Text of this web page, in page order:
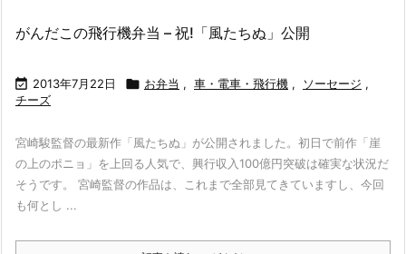
がんだこの飛行機弁当 – 祝!「風たちぬ」公開
 2013年7月22日  お弁当 , 車・電車・飛行機 , ソーセージ ,
チーズ
宮崎駿監督の最新作「風たちぬ」が公開されました。初日で前作「崖
の上のポニョ」を上回る人気で、興行収入100億円突破は確実な状況だ
そうです。 宮崎監督の作品は、これまで全部見てきていますし、今回
も何とし ...